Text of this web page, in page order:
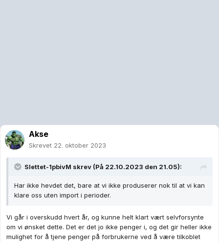
Akse
Skrevet 22. oktober 2023
Slettet-1pbivM skrev (På 22.10.2023 den 21.05):
Har ikke hevdet det, bare at vi ikke produserer nok til at vi kan
klare oss uten import i perioder.
Vi går i overskudd hvert år, og kunne helt klart vært selvforsynte
om vi ønsket dette. Det er det jo ikke penger i, og det gir heller ikke
mulighet for å tjene penger på forbrukerne ved å være tilkoblet